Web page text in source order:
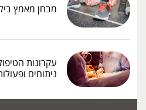
מבחן מאמץ
עקרונות
ניתוחים